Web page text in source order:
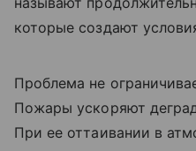
которые создают
Проблема не
Пожары ускоряют
При ее оттаивании в